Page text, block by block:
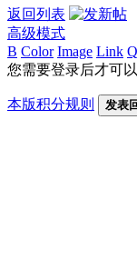
返回列表
高级模式
B Color Image Link
您需要登录后才可
本版积分规则 发表